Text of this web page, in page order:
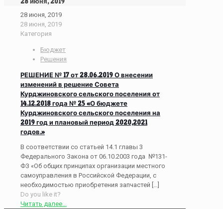
28 июня, 2019
28 июня, 2019
Категория
Бюджет
Решения
РЕШЕНИЕ № 17 от 28.06.2019 О внесении
изменений в решение Совета
Курджиновского сельского поселения от
14.12.2018 года № 25 «О бюджете
Курджиновского сельского поселения на
2019 год и плановый период 2020,2021
годов.»
В соответствии со статьей 14.1 главы 3
Федерального Закона от 06.10.2003 года №131-
ФЗ «Об общих принципах организации местного
самоуправления в Российской Федерации, с
необходимостью приобретения запчастей […]
Do you like it?
Читать далее...